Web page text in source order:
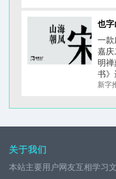
一
嘉
明
书
新字
关于我们
本站主要用户网友互相学习